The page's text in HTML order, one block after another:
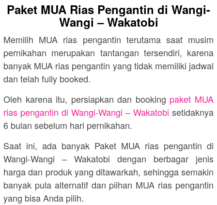
Paket MUA Rias Pengantin di Wangi-
Wangi – Wakatobi
Memilih MUA rias pengantin terutama saat musim
pernikahan merupakan tantangan tersendiri, karena
banyak MUA rias pengantin yang tidak memiliki jadwal
dan telah fully booked.
Oleh karena itu, persiapkan dan booking paket MUA
rias pengantin di Wangi-Wangi – Wakatobi setidaknya
6 bulan sebelum hari pernikahan.
Saat ini, ada banyak Paket MUA rias pengantin di
Wangi-Wangi – Wakatobi dengan berbagar jenis
harga dan produk yang ditawarkah, sehingga semakin
banyak pula alternatif dan piihan MUA rias pengantin
yang bisa Anda pilih.